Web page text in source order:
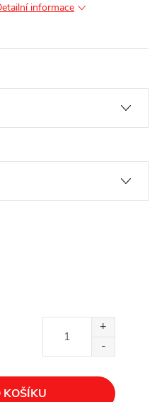
informace
KOŠÍKU